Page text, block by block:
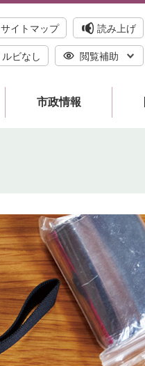
サイトマップ 読み上げ
ルビなし 閲覧補助
市政情報